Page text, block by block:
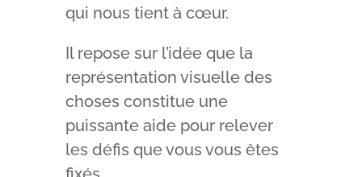
qui nous tient à cœur.
Il repose sur l’idée que la
représentation visuelle des
choses constitue une
puissante aide pour relever
les défis que vous vous êtes